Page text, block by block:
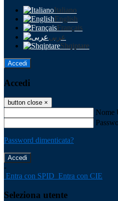
Italiano
English
Français
عربى
Shqiptare
Accedi
Accedi
button close ×
Nome
Password dimenticata?
-
Entra con SPID Entra con CIE
Seleziona utente